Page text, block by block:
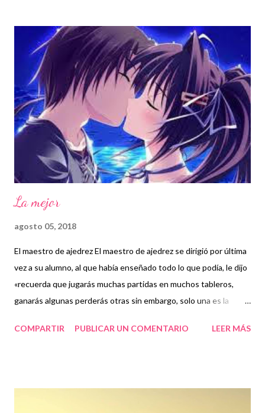
La mejor
agosto 05, 2018
El maestro de ajedrez El maestro de ajedrez se dirigió por última
vez a su alumno, al que había enseñado todo lo que podía, le dijo
«recuerda que jugarás muchas partidas en muchos tableros,
ganarás algunas perderás otras sin embargo, solo una es la
alumno. El maestro meditó un momento y dijo: «Sobre todo
COMPARTIR PUBLICAR UN COMENTARIO LEER MÁS